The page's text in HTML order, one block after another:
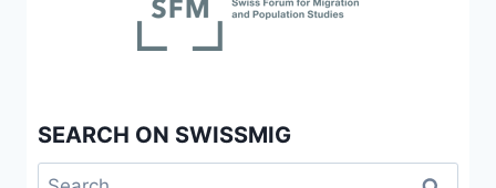
SEARCH ON SWISSMIG
Search